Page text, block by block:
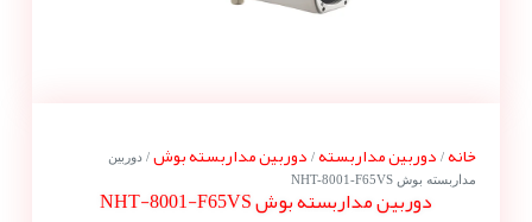
خانه/ دوربین مداربسته/ دوربین مداربسته بوش/ دوربین
مداربسته بوش NHT-8001-F65VS
دوربین مداربسته بوش NHT-8001-F65VS